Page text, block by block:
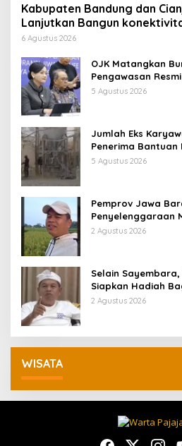
Kabupaten Bandung dan
Lanjutkan Bangun
Pertumbuhan Ekonomi Daerah
6 Agustus 2026
OJK Matangkan
Pengawasan
5 Agustus 2026
Jumlah Eks
Penerima
KDM: Kita Identifikasi
5 Agustus 2026
Pemprov Jawa
Penyelenggaraan
Mundur Jadi Tuan
2 Agustus 2026
Selain
Siapkan Hadiah
Lokasi Penjualan
2 Agustus 2026
WISATA